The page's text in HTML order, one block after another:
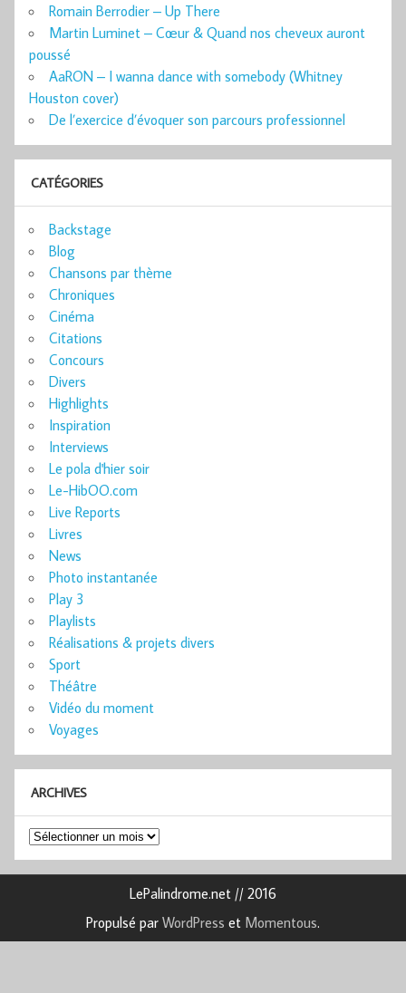
Romain Berrodier – Up There
Martin Luminet – Cœur & Quand nos cheveux auront
poussé
AaRON – I wanna dance with somebody (Whitney
Houston cover)
De l’exercice d’évoquer son parcours professionnel
CATÉGORIES
Backstage
Blog
Chansons par thème
Chroniques
Cinéma
Citations
Concours
Divers
Highlights
Inspiration
Interviews
Le pola d'hier soir
Le-HibOO.com
Live Reports
Livres
News
Photo instantanée
Play 3
Playlists
Réalisations & projets divers
Sport
Théâtre
Vidéo du moment
Voyages
ARCHIVES
Archives
LePalindrome.net // 2016
Propulsé par WordPress et Momentous.